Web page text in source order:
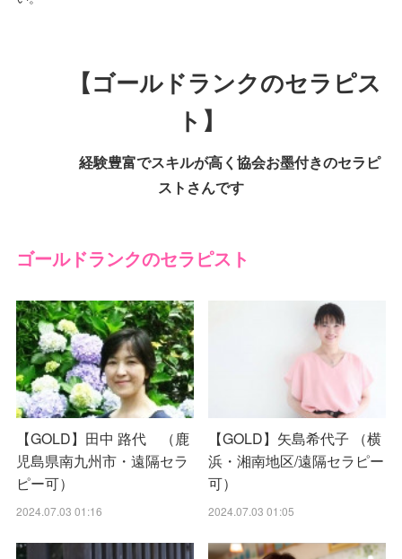
【ゴールドランクのセラピス
ト】
経験豊富でスキルが高く協会お墨付きのセラピ
ストさんです
ゴールドランクのセラピスト
【GOLD】田中 路代 （鹿
児島県南九州市・遠隔セラ
ピー可）
2024.07.03 01:16
【GOLD】矢島希代子 （横
浜・湘南地区/遠隔セラピー
可）
2024.07.03 01:05